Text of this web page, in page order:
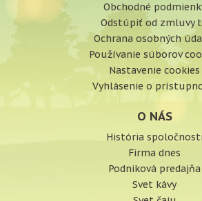
Obchodné
Odstúpiť od zmluvy
Ochrana osobných
Používanie súborov
Nastavenie cookies
Vyhlásenie o
O NÁS
História spoločnosti
Firma dnes
Podniková predajňa
Svet kávy